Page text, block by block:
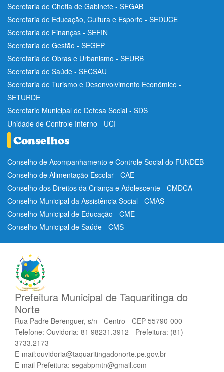
Secretaria de Chefia de Gabinete - SEGAB
Secretaria de Educação, Cultura e Esporte - SEDUCE
Secretaria de Finanças - SEFIN
Secretaria de Gestão - SEGEP
Secretaria de Obras e Urbanismo - SEURB
Secretaria de Saúde - SECSAU
Secretaria de Turismo e Desenvolvimento Econômico -
SETURDE
Secretario Municipal de Defesa Social - SDS
Unidade de Controle Interno - UCI
Conselho de Acompanhamento e Controle Social do FUNDEB
Conselho de Alimentação Escolar - CAE
Conselho dos Direitos da Criança e Adolescente - CMDCA
Conselho Municipal da Assistência Social - CMAS
Conselho Municipal de Educação - CME
Conselho Municipal de Saúde - CMS
Prefeitura Municipal de Taquaritinga do
Norte
Rua Padre Berenguer, s/n - Centro - CEP 55790-000
Telefone: Ouvidoria: 81 98231.3912 - Prefeitura: (81)
3733.2173
E-mail:ouvidoria@taquaritingadonorte.pe.gov.br
E-mail Prefeitura: segabpmtn@gmail.com